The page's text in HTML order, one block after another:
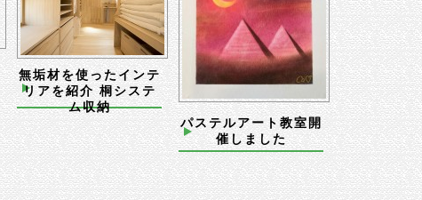
無垢材を使ったインテ
リアを紹介 桐システ
ム収納
パステルアート教室開
催しました